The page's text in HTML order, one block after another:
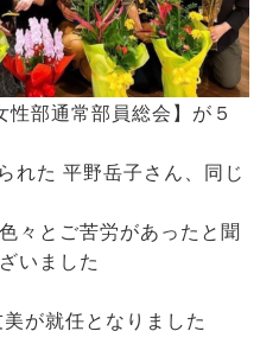
部通常部員総会】が５
れた 平野岳子さん、同じ
々とご苦労があったと聞
いました
が就任となりました